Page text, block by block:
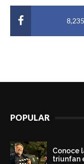
8,235
POPULAR
Conoce
triunfan